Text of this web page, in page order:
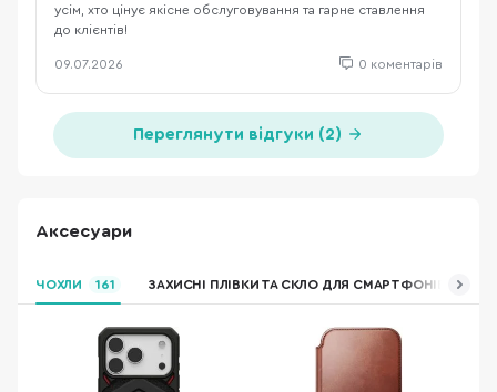
усім, хто цінує якісне обслуговування та гарне ставлення
до клієнтів!
09.07.2026 0 коментарів
Переглянути відгуки (2)
Аксесуари
ЧОХЛИ 161 ЗАХИСНІ ПЛІВКИ ТА СКЛО ДЛЯ СМАРТФОНІВ